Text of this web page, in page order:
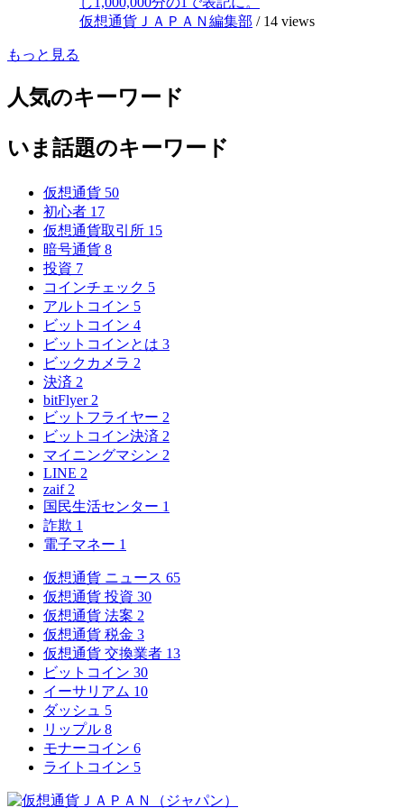
仮想通貨ＪＡＰＡＮ編集部 / 14 views
もっと見る
人気のキーワード
いま話題のキーワード
仮想通貨 50
初心者 17
仮想通貨取引所 15
暗号通貨 8
投資 7
コインチェック 5
アルトコイン 5
ビットコイン 4
ビットコインとは 3
ビックカメラ 2
決済 2
bitFlyer 2
ビットフライヤー 2
ビットコイン決済 2
マイニングマシン 2
LINE 2
zaif 2
国民生活センター 1
詐欺 1
電子マネー 1
仮想通貨 ニュース 65
仮想通貨 投資 30
仮想通貨 法案 2
仮想通貨 税金 3
仮想通貨 交換業者 13
ビットコイン 30
イーサリアム 10
ダッシュ 5
リップル 8
モナーコイン 6
ライトコイン 5